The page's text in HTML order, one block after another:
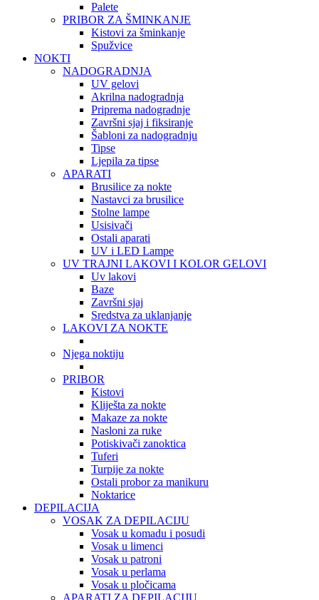
Palete
PRIBOR ZA ŠMINKANJE
Kistovi za šminkanje
Spužvice
NOKTI
NADOGRADNJA
UV gelovi
Akrilna nadogradnja
Priprema nadogradnje
Završni sjaj i fiksiranje
Šabloni za nadogradnju
Tipse
Ljepila za tipse
APARATI
Brusilice za nokte
Nastavci za brusilice
Stolne lampe
Usisivači
Ostali aparati
UV i LED Lampe
UV TRAJNI LAKOVI I KOLOR GELOVI
Uv lakovi
Baze
Završni sjaj
Sredstva za uklanjanje
LAKOVI ZA NOKTE
Njega noktiju
PRIBOR
Kistovi
Kliješta za nokte
Makaze za nokte
Nasloni za ruke
Potiskivači zanoktica
Tuferi
Turpije za nokte
Ostali probor za manikuru
Noktarice
DEPILACIJA
VOSAK ZA DEPILACIJU
Vosak u komadu i posudi
Vosak u limenci
Vosak u patroni
Vosak u perlama
Vosak u pločicama
APARATI ZA DEPILACIJU